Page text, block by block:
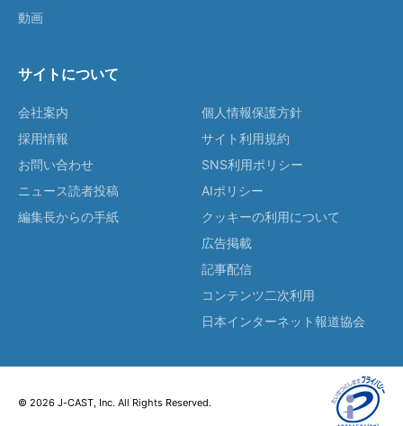
動画
サイトについて
会社案内
採用情報
お問い合わせ
ニュース読者投稿
編集長からの手紙
個人情報保護方針
サイト利用規約
SNS利用ポリシー
AIポリシー
クッキーの利用について
広告掲載
記事配信
コンテンツ二次利用
日本インターネット報道協会
© 2026 J-CAST, Inc. All Rights Reserved.